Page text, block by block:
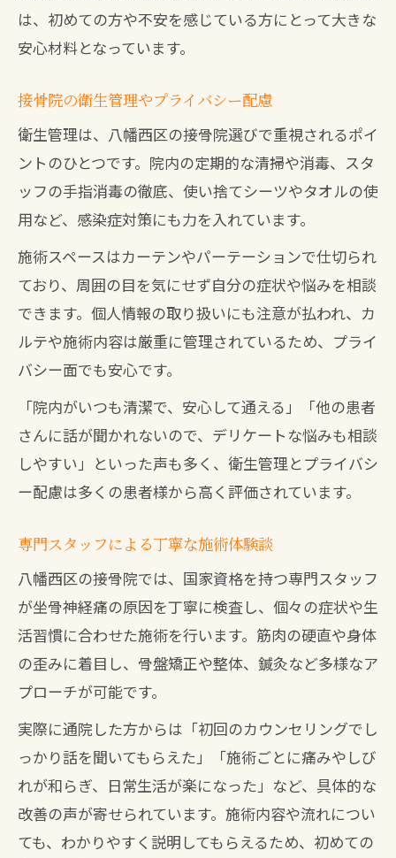
は、初めての方や不安を感じている方にとって大きな
安心材料となっています。
接骨院の衛生管理やプライバシー配慮
衛生管理は、八幡西区の接骨院選びで重視されるポイ
ントのひとつです。院内の定期的な清掃や消毒、スタ
ッフの手指消毒の徹底、使い捨てシーツやタオルの使
用など、感染症対策にも力を入れています。
施術スペースはカーテンやパーテーションで仕切られ
ており、周囲の目を気にせず自分の症状や悩みを相談
できます。個人情報の取り扱いにも注意が払われ、カ
ルテや施術内容は厳重に管理されているため、プライ
バシー面でも安心です。
「院内がいつも清潔で、安心して通える」「他の患者
さんに話が聞かれないので、デリケートな悩みも相談
しやすい」といった声も多く、衛生管理とプライバシ
ー配慮は多くの患者様から高く評価されています。
専門スタッフによる丁寧な施術体験談
八幡西区の接骨院では、国家資格を持つ専門スタッフ
が坐骨神経痛の原因を丁寧に検査し、個々の症状や生
活習慣に合わせた施術を行います。筋肉の硬直や身体
の歪みに着目し、骨盤矯正や整体、鍼灸など多様なア
プローチが可能です。
実際に通院した方からは「初回のカウンセリングでし
っかり話を聞いてもらえた」「施術ごとに痛みやしび
れが和らぎ、日常生活が楽になった」など、具体的な
改善の声が寄せられています。施術内容や流れについ
ても、わかりやすく説明してもらえるため、初めての